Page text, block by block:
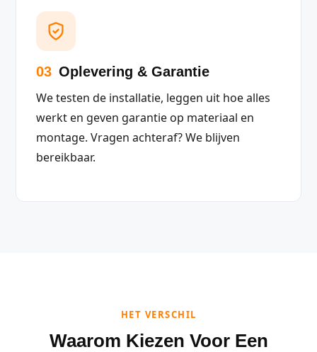
03 Oplevering & Garantie
We testen de installatie, leggen uit hoe alles
werkt en geven garantie op materiaal en
montage. Vragen achteraf? We blijven
bereikbaar.
HET VERSCHIL
Waarom Kiezen Voor Een